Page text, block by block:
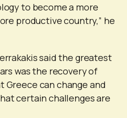
to become a more
productive country,” he
said the greatest
was the recovery of
can change and
certain challenges are